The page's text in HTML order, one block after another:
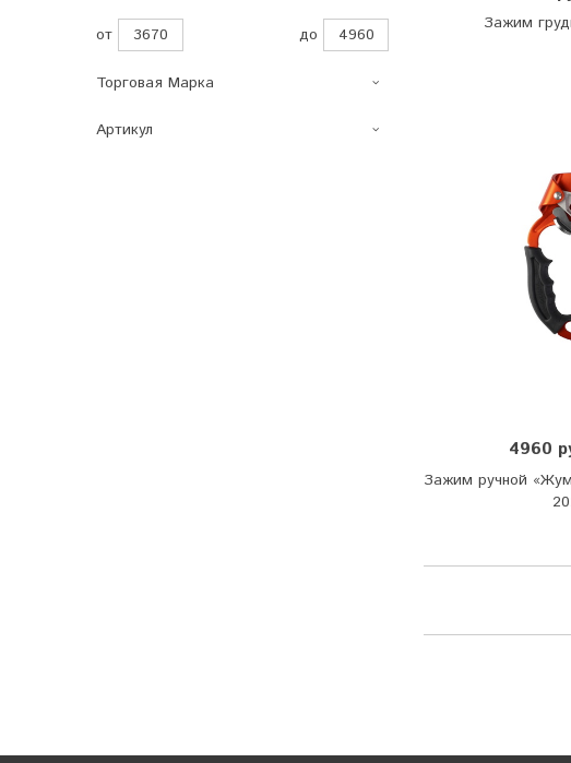
от до
Торговая Марка
Артикул
Зажим
4960
Зажим ручной